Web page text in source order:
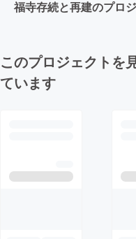
福寺存続と再建のプロ
このプロジェクトを
ています